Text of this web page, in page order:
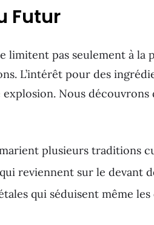
Futur
limitent pas seulement à la
L’intérêt pour des
Nous
plusieurs traditions
reviennent sur le devant
qui séduisent même